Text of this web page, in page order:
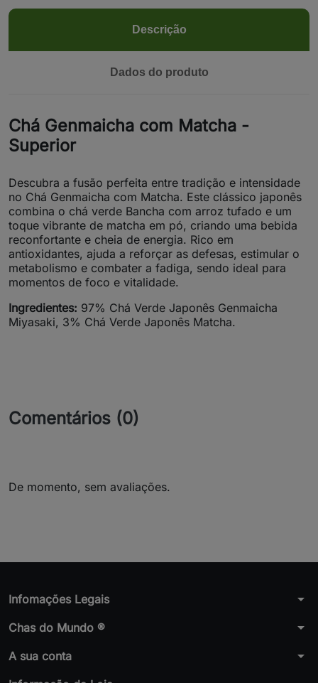
Descrição
Dados do produto
Chá Genmaicha com Matcha -
Superior
Descubra a fusão perfeita entre tradição e intensidade
no Chá Genmaicha com Matcha. Este clássico japonês
combina o chá verde Bancha com arroz tufado e um
toque vibrante de matcha em pó, criando uma bebida
reconfortante e cheia de energia. Rico em
antioxidantes, ajuda a reforçar as defesas, estimular o
metabolismo e combater a fadiga, sendo ideal para
momentos de foco e vitalidade.
Ingredientes: 97% Chá Verde Japonês Genmaicha
Miyasaki, 3% Chá Verde Japonês Matcha.
Comentários (0)
De momento, sem avaliações.
Infomações Legais arrow_drop_down
Chas do Mundo ® arrow_drop_down
A sua conta arrow_drop_down